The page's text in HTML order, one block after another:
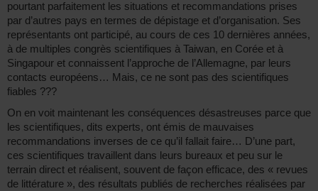
pourtant parfaitement les situations et recommandations prises
par d’autres pays en termes de dépistage et d’organisation. Ses
représentants ont participé, au cours de ces 10 dernières années,
à de multiples congrès scientifiques à Taiwan, en Corée et à
Singapour et connaissent l’approche de l’Allemagne, par leurs
contacts européens… Mais, ce ne sont pas des scientifiques
fiables ???
On en voit maintenant les conséquences désastreuses parce que
les scientifiques, dits experts, ont émis de mauvaises
recommandations inverses de ce qu’il fallait faire… D’une part,
ces scientifiques travaillent dans leurs bureaux et peu sur le
terrain direct et réalisent, souvent de façon efficace, des « revues
de littérature », des résultats publiés de recherches réalisées par